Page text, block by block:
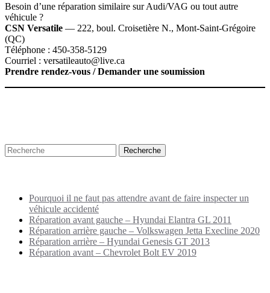
Besoin d’une réparation similaire sur Audi/VAG ou tout autre
véhicule ?
CSN Versatile — 222, boul. Croisetière N., Mont‑Saint‑Grégoire
(QC)
Téléphone : 450‑358‑5129
Courriel : versatileauto@live.ca
Prendre rendez‑vous / Demander une soumission
Pourquoi il ne faut pas attendre avant de faire inspecter un
véhicule accidenté
Réparation avant gauche – Hyundai Elantra GL 2011
Réparation arrière gauche – Volkswagen Jetta Execline 2020
Réparation arrière – Hyundai Genesis GT 2013
Réparation avant – Chevrolet Bolt EV 2019